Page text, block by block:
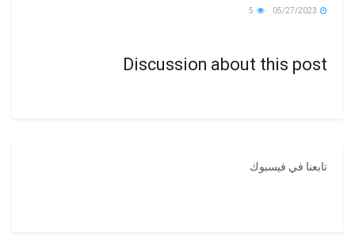
Discussion about this post
تابعنا في فيسبوك